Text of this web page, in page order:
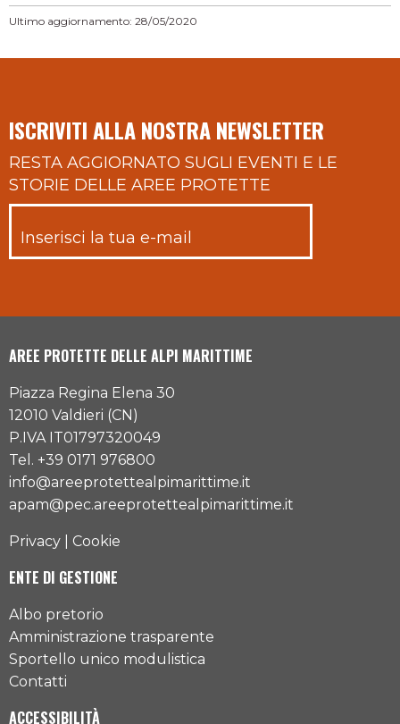
Ultimo aggiornamento: 28/05/2020
ISCRIVITI ALLA NOSTRA NEWSLETTER
RESTA AGGIORNATO SUGLI EVENTI E LE
STORIE DELLE AREE PROTETTE
AREE PROTETTE DELLE ALPI MARITTIME
Piazza Regina Elena 30
12010 Valdieri (CN)
P.IVA IT01797320049
Tel. +39 0171 976800
info@areeprotettealpimarittime.it
apam@pec.areeprotettealpimarittime.it
Privacy Cookie
ENTE DI GESTIONE
Albo pretorio
Amministrazione trasparente
Sportello unico modulistica
Contatti
ACCESSIBILITÀ